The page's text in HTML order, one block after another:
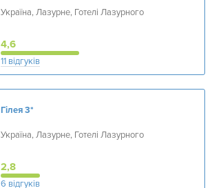
Україна, Лазурне, Готелі Лазурного
4,6
11 відгуків
Гілея3*
Україна, Лазурне, Готелі Лазурного
2,8
6 відгуків